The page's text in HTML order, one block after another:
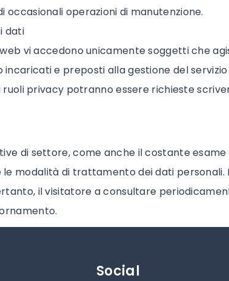
operazioni di manutenzione.
dati
vi accedono unicamente soggetti che
e preposti alla gestione del
privacy potranno essere richieste
di settore, come anche il costante
modalità di trattamento dei dati
il visitatore a consultare
Social